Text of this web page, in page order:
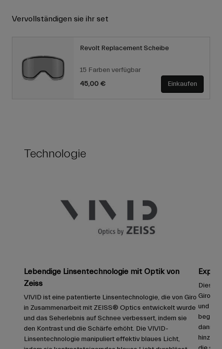
Vervollständigen sie ihr set
Revolt Replacement Scheibe
15 Farben verfügbar
45,00 €
Einkaufen
Technologie
Lebendige Linsentechnologie mit Optik von
Zeiss
VIVID ist eine patentierte Linsentechnologie, die von Giro
in Zusammenarbeit mit ZEISS® Optics entwickelt wurde
und das Seherlebnis auf Schnee verbessert, indem sie
den Kontrast und die Schärfe erhöht. Die VIVID-
Linsentechnologie manipuliert effektiv blaues Licht,
Dieses
Giros
und
dann
hinzu,